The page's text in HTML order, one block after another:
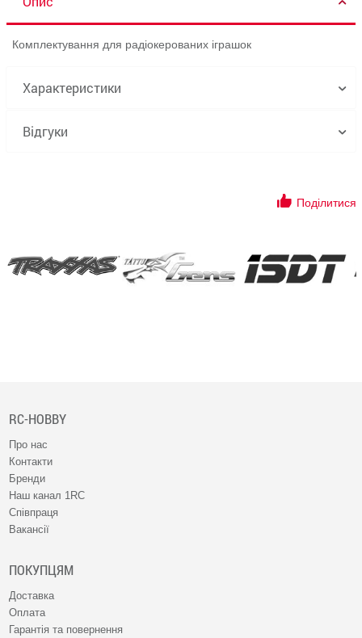
Комплектування для радіокерованих іграшок
Характеристики
Відгуки
Поділитися
RC-HOBBY
Про нас
Контакти
Бренди
Наш канал 1RC
Співпраця
Вакансії
ПОКУПЦЯМ
Доставка
Оплата
Гарантія та повернення